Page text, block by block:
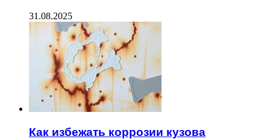
31.08.2025
Как избежать коррозии кузова